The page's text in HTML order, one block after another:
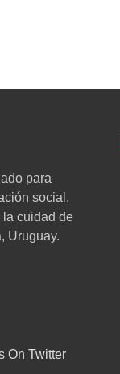
para
social,
la cuidad de
Uruguay.